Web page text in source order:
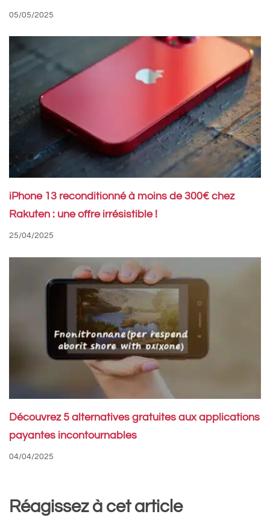
05/05/2025
iPhone 13 reconditionné à moins de 300€ chez
Rakuten : une offre irrésistible !
25/04/2025
Découvrez 5 alternatives gratuites aux applications
payantes incontournables
04/04/2025
Réagissez à cet article